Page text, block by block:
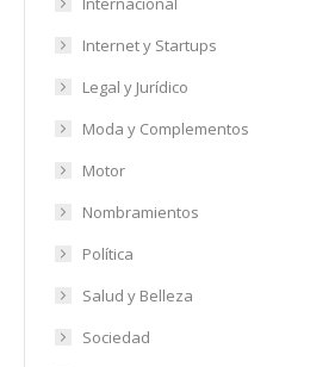
Internet y Startups
Legal y Jurídico
Moda y Complementos
Motor
Nombramientos
Política
Salud y Belleza
Sociedad